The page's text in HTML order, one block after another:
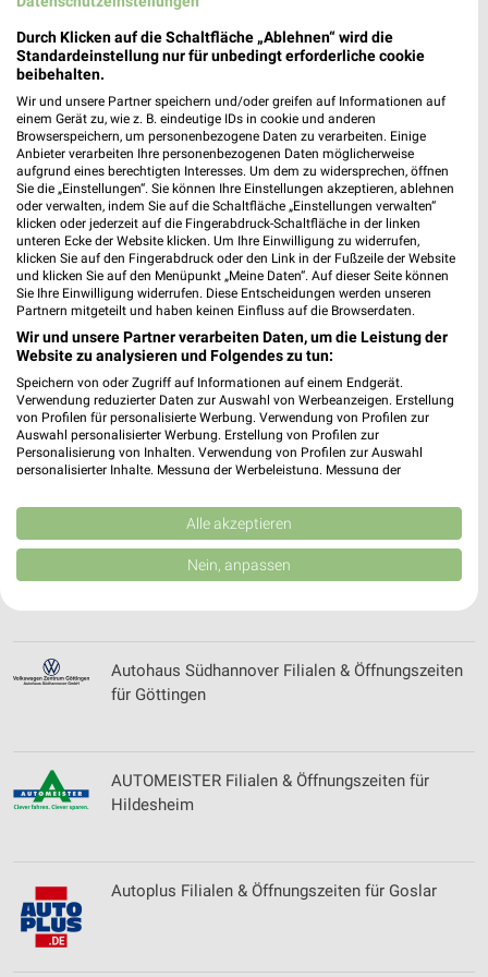
Autohaus Eggers Filialen & Öffnungszeiten für
Bodenwerder
Autohaus Gebr. Schmidt Filialen &
Öffnungszeiten für Peine
Autohaus Hermann Filialen & Öffnungszeiten für
Northeim
Autohaus Kühl Filialen & Öffnungszeiten für
Gifhorn
Autohaus Nippon Filialen & Öffnungszeiten für
Göttingen
Autohaus Raupers Filialen & Öffnungszeiten für
Hannover
Autohaus Südhannover Filialen & Öffnungszeiten
für Göttingen
AUTOMEISTER Filialen & Öffnungszeiten für
Hildesheim
Autoplus Filialen & Öffnungszeiten für Goslar
Durch Klicken auf die Schaltfläche „Ablehnen“ wird die
Standardeinstellung nur für unbedingt erforderliche cookie
beibehalten.
Wir und unsere Partner speichern und/oder greifen auf Informationen auf
einem Gerät zu, wie z. B. eindeutige IDs in cookie und anderen
Browserspeichern, um personenbezogene Daten zu verarbeiten. Einige
Anbieter verarbeiten Ihre personenbezogenen Daten möglicherweise
aufgrund eines berechtigten Interesses. Um dem zu widersprechen, öffnen
Sie die „Einstellungen“. Sie können Ihre Einstellungen akzeptieren, ablehnen
oder verwalten, indem Sie auf die Schaltfläche „Einstellungen verwalten“
klicken oder jederzeit auf die Fingerabdruck-Schaltfläche in der linken
unteren Ecke der Website klicken. Um Ihre Einwilligung zu widerrufen,
klicken Sie auf den Fingerabdruck oder den Link in der Fußzeile der Website
und klicken Sie auf den Menüpunkt „Meine Daten“. Auf dieser Seite können
Sie Ihre Einwilligung widerrufen. Diese Entscheidungen werden unseren
Partnern mitgeteilt und haben keinen Einfluss auf die Browserdaten.
Wir und unsere Partner verarbeiten Daten, um die Leistung der
Website zu analysieren und Folgendes zu tun:
Speichern von oder Zugriff auf Informationen auf einem Endgerät.
Verwendung reduzierter Daten zur Auswahl von Werbeanzeigen. Erstellung
von Profilen für personalisierte Werbung. Verwendung von Profilen zur
Auswahl personalisierter Werbung. Erstellung von Profilen zur
Personalisierung von Inhalten. Verwendung von Profilen zur Auswahl
personalisierter Inhalte. Messung der Werbeleistung. Messung der
Kombinationen von Daten aus verschiedenen Quellen. Entwicklung und
Verbesserung der Angebote. Verwendung reduzierter Daten zur Auswahl
von Inhalten.
Daten können außerhalb der Europäischen Union weitergegeben und in die
USA gesendet werden.
Website/App.
Wir nutzen Ihre Daten für folgende Zwecke:
IAB-Verarbeitungszwecke:
Verwendung reduzierter Daten zur Auswahl von
Werbeanzeigen
Verwendung von Profilen zur Auswahl
personalisierter Werbung
Alle akzeptieren
Nein, anpassen